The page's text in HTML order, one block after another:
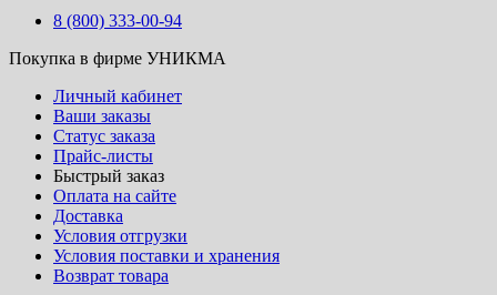
8 (800) 333-00-94
Покупка в фирме УНИКМА
Личный кабинет
Ваши заказы
Статус заказа
Прайс-листы
Быстрый заказ
Оплата на сайте
Доставка
Условия отгрузки
Условия поставки и хранения
Возврат товара